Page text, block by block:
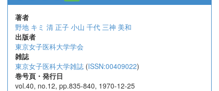
著者
野地 キミ 清 正子 小山 千代 三神 美和
出版者
東京女子医科大学学会
雑誌
東京女子医科大学雑誌 (ISSN:00409022)
巻号頁・発行日
vol.40, no.12, pp.835-840, 1970-12-25